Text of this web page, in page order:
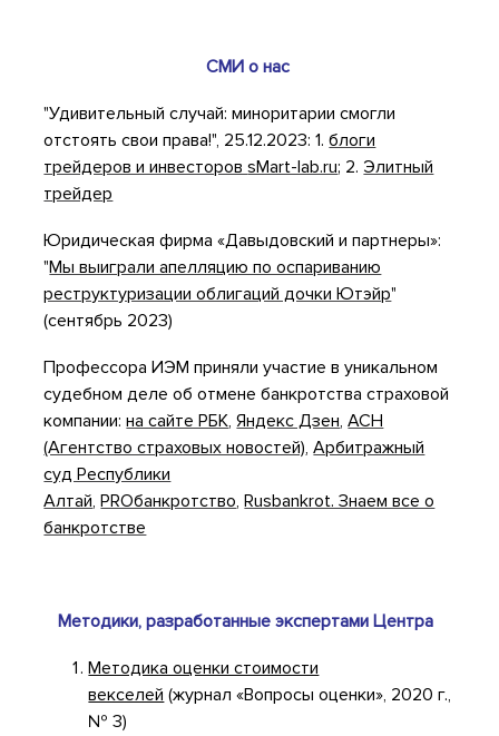
СМИ о нас
"Удивительный случай: миноритарии смогли
отстоять свои права!", 25.12.2023: 1.блоги
трейдеров и инвесторовsMart-lab.ru; 2. Элитный
трейдер
Юридическая фирма «Давыдовский и партнеры»:
"Мы выиграли апелляцию по оспариванию
реструктуризации облигаций дочки Ютэйр"
(сентябрь 2023)
Профессора ИЭМ приняли участие в уникальном
судебном деле об отмене банкротства страховой
компании:на сайте РБК,Яндекс Дзен,АСН
(Агентство страховых новостей),Арбитражный
суд Республики
Алтай,PROбанкротство,Rusbankrot. Знаем все о
банкротстве
Методики, разработанные экспертами Центра
Методика оценки стоимости
векселей (журнал «Вопросы оценки», 2020 г.,
№ 3)